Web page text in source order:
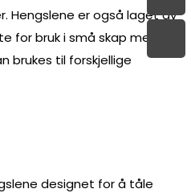
Hengslene er også laget av
for bruk i små skap med
brukes til forskjellige
designet for å tåle